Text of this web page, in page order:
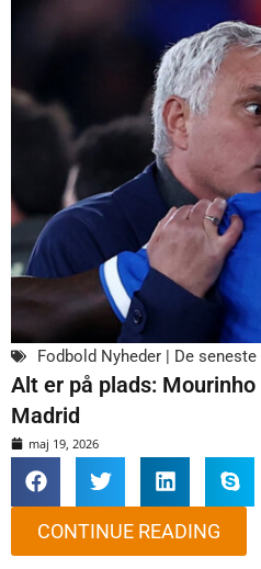
Fodbold Nyheder | De
Alt er på plads:
Madrid
maj 19, 2026
CONTINUE READING